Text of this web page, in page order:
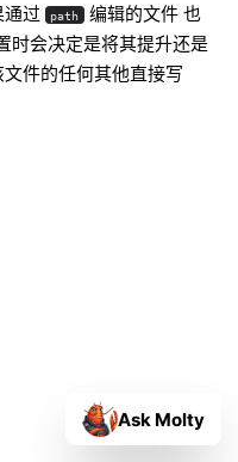
过
path
编辑的文件 也
时会决定是将其提升还是
件的任何其他直接写
Ask Molty